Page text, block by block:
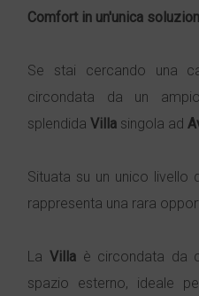
Comfort in un'unica
Se stai cercando una
circondata da un
splendidaVilla singola ad
Situata su un unico livello
rappresenta una rara
La Villaè circondata da
spazio esterno, ideale